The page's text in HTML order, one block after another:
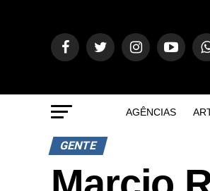
AGÊNCIAS
GENTE